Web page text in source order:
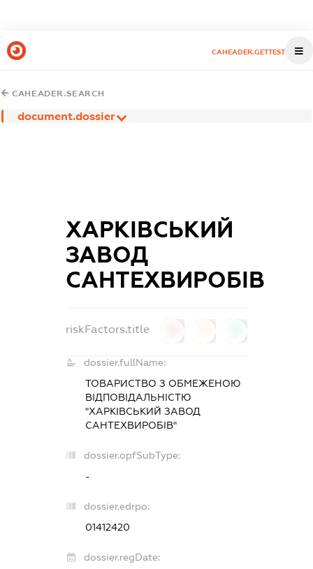
CAHEADER.GETTEST
CAHEADER.SEARCH
document.dossier
ХАРКІВСЬКИЙ
ЗАВОД
САНТЕХВИРОБІВ
riskFactors.title
dossier.fullName:
ТОВАРИСТВО З ОБМЕЖЕНОЮ
ВІДПОВІДАЛЬНІСТЮ
"ХАРКІВСЬКИЙ ЗАВОД
САНТЕХВИРОБІВ"
dossier.opfSubType:
-
dossier.edrpo:
01412420
dossier.regDate: